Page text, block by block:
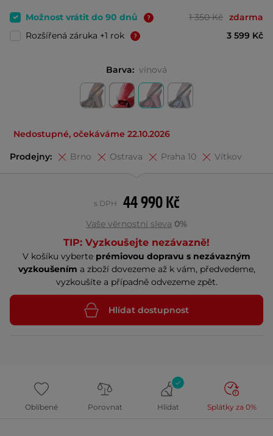
Možnost vrátit do 90 dnů 1 350 Kč zdarma
Rozšířená záruka +1 rok
3 599 Kč
Barva: vínová
Nedostupné, očekáváme 22.10.2026
Prodejny: Brno Ostrava Praha 10 Vítkov
44 990 Kč
s DPH
Vaše věrnostní sleva 0%
TIP: Vyzkoušejte nezávazně!
V košíku vyberte prémiovou dopravu s nezávazným
vyzkoušením a zboží dovezeme až k vám, předvedeme,
vyzkoušíte a případně odvezeme zpět.
Hlídat dostupnost
Oblíbené Porovnat Hlídat Splátky za 0%